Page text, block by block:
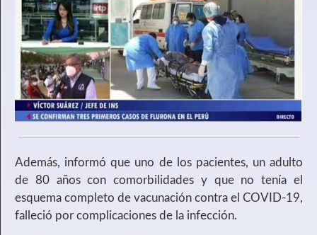
Además, informó que uno de los pacientes, un adulto
de 80 años con comorbilidades y que no tenía el
esquema completo de vacunación contra el COVID-19,
falleció por complicaciones de la infección.